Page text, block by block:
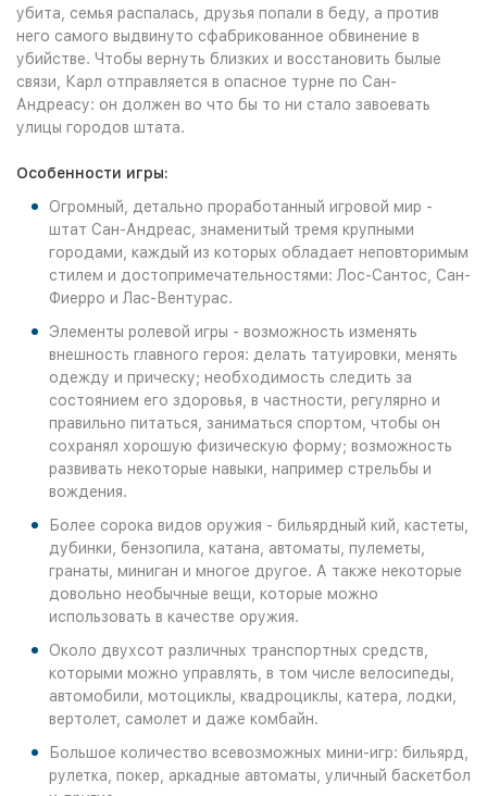
убита, семья распалась, друзья попали в беду, а против
него самого выдвинуто сфабрикованное обвинение в
убийстве. Чтобы вернуть близких и восстановить былые
связи, Карл отправляется в опасное турне по Сан-
Андреасу: он должен во что бы то ни стало завоевать
улицы городов штата.
Особенности игры:
Огромный, детально проработанный игровой мир -
штат Сан-Андреас, знаменитый тремя крупными
городами, каждый из которых обладает неповторимым
стилем и достопримечательностями: Лос-Сантос, Сан-
Фиерро и Лас-Вентурас.
Элементы ролевой игры - возможность изменять
внешность главного героя: делать татуировки, менять
одежду и прическу; необходимость следить за
состоянием его здоровья, в частности, регулярно и
правильно питаться, заниматься спортом, чтобы он
сохранял хорошую физическую форму; возможность
развивать некоторые навыки, например стрельбы и
вождения.
Более сорока видов оружия - бильярдный кий, кастеты,
дубинки, бензопила, катана, автоматы, пулеметы,
гранаты, миниган и многое другое. А также некоторые
довольно необычные вещи, которые можно
использовать в качестве оружия.
Около двухсот различных транспортных средств,
которыми можно управлять, в том числе велосипеды,
автомобили, мотоциклы, квадроциклы, катера, лодки,
вертолет, самолет и даже комбайн.
Большое количество всевозможных мини-игр: бильярд,
рулетка, покер, аркадные автоматы, уличный баскетбол